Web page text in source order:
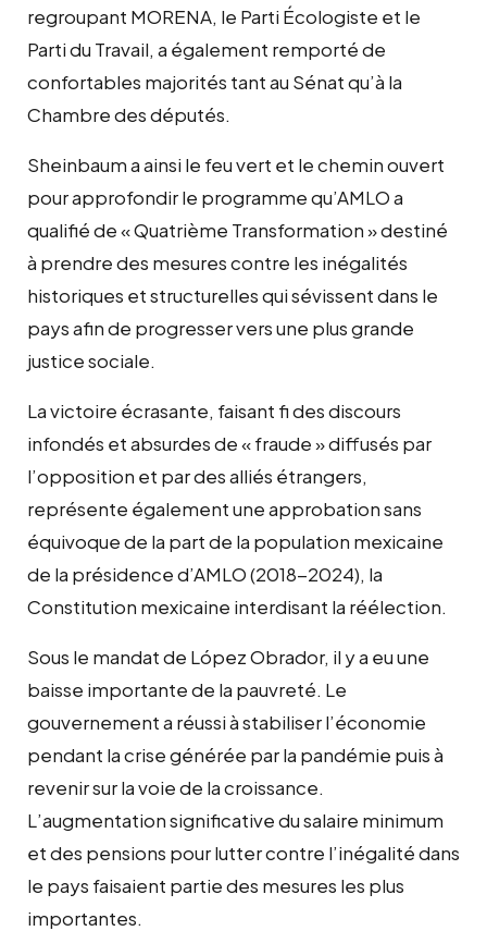
regroupant MORENA, le Parti Écologiste et le
Parti du Travail, a également remporté de
confortables majorités tant au Sénat qu’à la
Chambre des députés.
Sheinbaum a ainsi le feu vert et le chemin ouvert
pour approfondir le programme qu’AMLO a
qualifié de « Quatrième Transformation » destiné
à prendre des mesures contre les inégalités
historiques et structurelles qui sévissent dans le
pays afin de progresser vers une plus grande
justice sociale.
La victoire écrasante, faisant fi des discours
infondés et absurdes de « fraude » diffusés par
l’opposition et par des alliés étrangers,
représente également une approbation sans
équivoque de la part de la population mexicaine
de la présidence d’AMLO (2018-2024), la
Constitution mexicaine interdisant la réélection.
Sous le mandat de López Obrador, il y a eu une
baisse importante de la pauvreté. Le
gouvernement a réussi à stabiliser l’économie
pendant la crise générée par la pandémie puis à
revenir sur la voie de la croissance.
L’augmentation significative du salaire minimum
et des pensions pour lutter contre l’inégalité dans
le pays faisaient partie des mesures les plus
importantes.